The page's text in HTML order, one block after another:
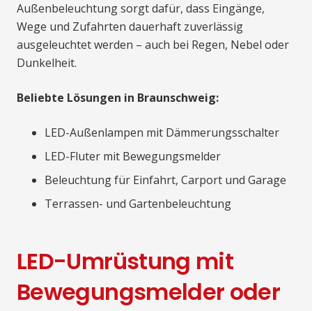
Außenbeleuchtung sorgt dafür, dass Eingänge,
Wege und Zufahrten dauerhaft zuverlässig
ausgeleuchtet werden – auch bei Regen, Nebel oder
Dunkelheit.
Beliebte Lösungen in Braunschweig:
LED-Außenlampen mit Dämmerungsschalter
LED-Fluter mit Bewegungsmelder
Beleuchtung für Einfahrt, Carport und Garage
Terrassen- und Gartenbeleuchtung
LED-Umrüstung mit
Bewegungsmelder oder